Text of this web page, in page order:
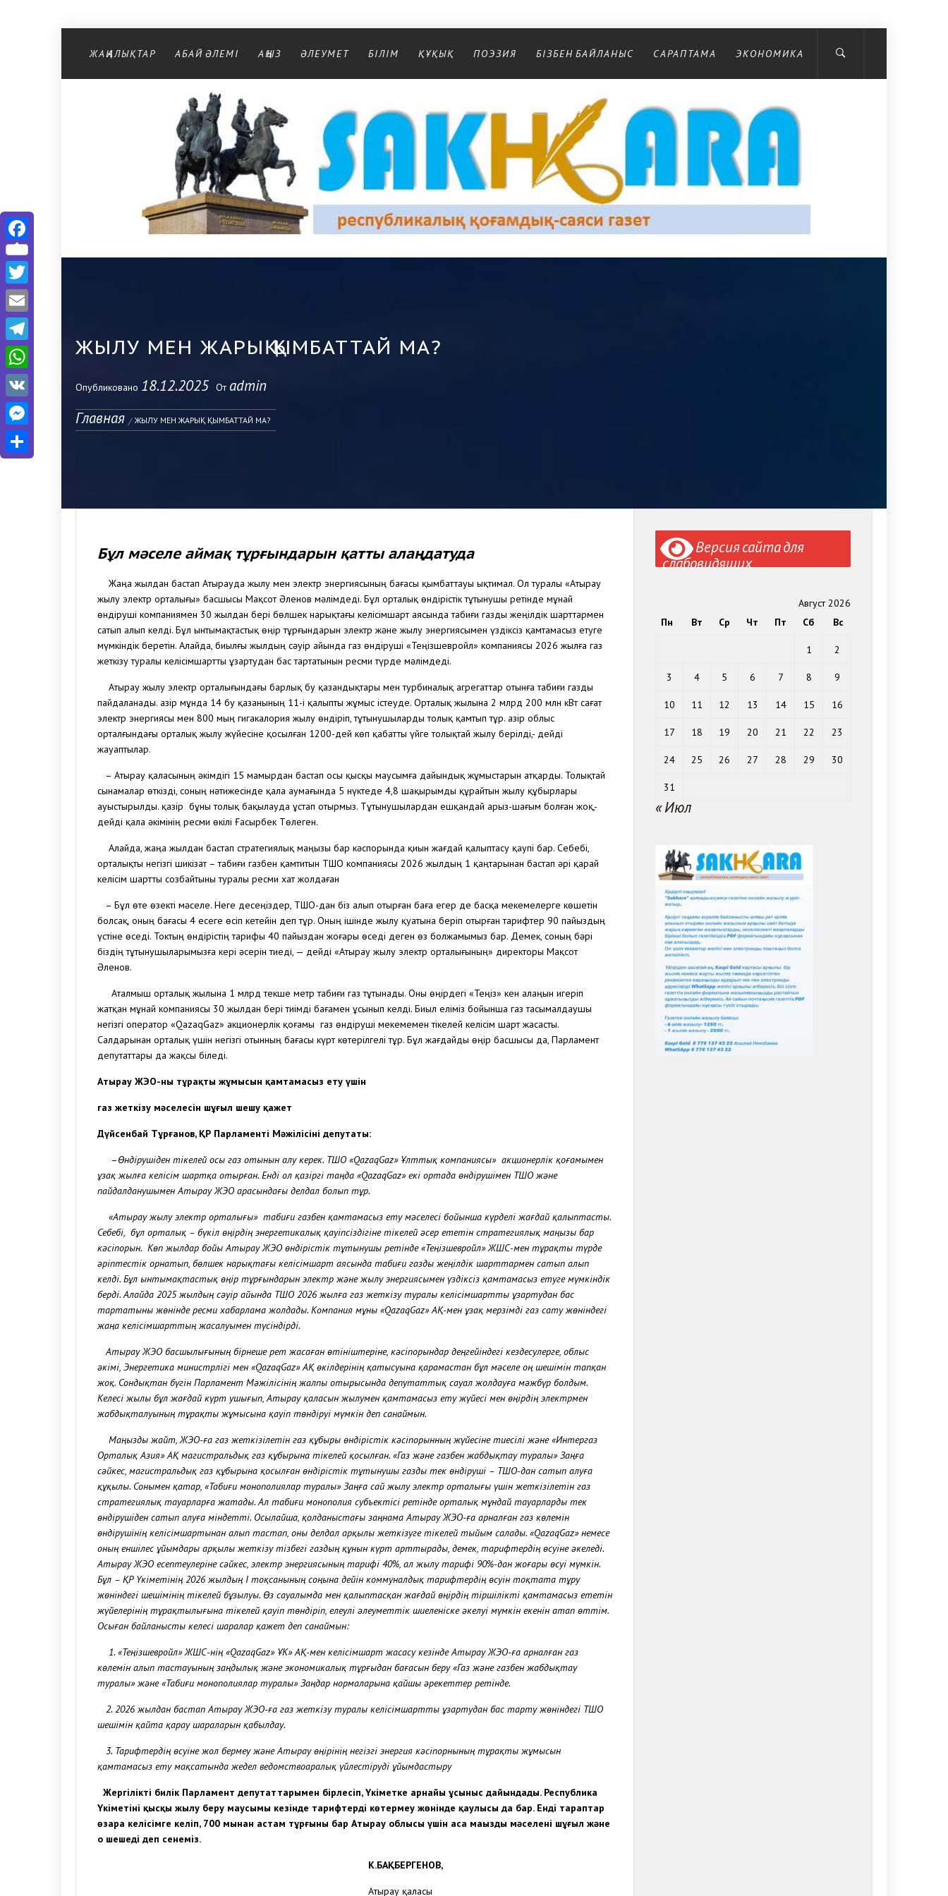
Перейти к содержимому
ЖАҢАЛЫҚТАР АБАЙ ӘЛЕМІ АҢЫЗ ӘЛЕУМЕТ БІЛІМ ҚҰҚЫҚ ПОЭЗИЯ БІЗБЕН БАЙЛАНЫС САРАПТАМА ЭКОНОМИКА
Республикалық қоғамдық-саяси газеті
ЖЫЛУ МЕН ЖАРЫҚ ҚЫМБАТТАЙ МА?
Опубликовано 18.12.2025 От admin
Главная
ЖЫЛУ МЕН ЖАРЫҚ ҚЫМБАТТАЙ МА?
Бұл мәселе аймақ тұрғындарын қатты алаңдатуда
Жаңа жылдан бастап Атырауда жылу мен электр энергиясының бағасы қымбаттауы ықтимал. Ол туралы «Атырау
жылу электр орталығы» басшысы Мақсот Әленов мәлімдеді. Бұл орталық өндірістік тұтынушы ретінде мұнай
өндіруші компаниямен 30 жылдан бері бөлшек нарықтағы келісімшарт аясында табиғи газды жеңілдік шарттармен
сатып алып келді. Бұл ынтымақтастық өңір тұрғындарын электр және жылу энергиясымен үздіксіз қамтамасыз етуге
мүмкіндік беретін. Алайда, биылғы жылдың сәуір айында газ өндіруші «Теңізшевройл» компаниясы 2026 жылға газ
жеткізу туралы келісімшартты ұзартудан бас тартатынын ресми түрде мәлімдеді.
Атырау жылу электр орталығындағы барлық бу қазандықтары мен турбиналық агрегаттар отынға табиғи газды
пайдаланады. Қазір мұнда 14 бу қазанының 11-і қалыпты жұмыс істеуде. Орталық жылына 2 млрд 200 млн кВт сағат
электр энергиясы мен 800 мың гигакалория жылу өндіріп, тұтынушыларды толық қамтып тұр. Қазір облыс
орталғындағы орталық жылу жүйесіне қосылған 1200-дей көп қабатты үйге толықтай жылу берілді,- дейді
жауаптылар.
– Атырау қаласының әкімдігі 15 мамырдан бастап осы қысқы маусымға дайындық жұмыстарын атқарды. Толықтай
сынамалар өткізді, соның нәтижесінде қала аумағында 5 нүктеде 4,8 шақырымды құрайтын жылу құбырлары
ауыстырылды. қазір бұны толық бақылауда ұстап отырмыз. Тұтынушылардан ешқандай арыз-шағым болған жоқ,-
дейді қала әкімінің ресми өкілі Ғасырбек Төлеген.
Алайда, жаңа жылдан бастап стратегиялық маңызы бар кәспорында қиын жағдай қалыптасу қаупі бар. Себебі,
орталықты негізгі шикізат – табиғи газбен қамтитын ТШО компаниясы 2026 жылдың 1 қаңтарынан бастап әрі қарай
келісім шартты созбайтыны туралы ресми хат жолдаған
– Бұл өте өзекті мәселе. Неге десеңіздер, ТШО-дан біз алып отырған баға егер де басқа мекемелерге көшетін
болсақ, оның бағасы 4 есеге өсіп кетейін деп тұр. Оның ішінде жылу қуатына беріп отырған тарифтер 90 пайыздың
үстіне өседі. Токтың өндірістің тарифы 40 пайыздан жоғары өседі деген өз болжамымыз бар. Демек, соның бәрі
біздің тұтынушыларымызға кері әсерін тиеді, — дейді «Атырау жылу электр орталығының» директоры Мақсот
Әленов.
Аталмыш орталық жылына 1 млрд текше метр табиғи газ тұтынады. Оны өңірдегі «Теңіз» кен алаңын игеріп
жатқан мұнай компаниясы 30 жылдан бері тиімді бағамен ұсынып келді. Биыл еліміз бойынша газ тасымалдаушы
негізгі оператор «QazaqGaz» акционерлік қоғамы газ өндіруші мекемемен тікелей келісім шарт жасасты.
Салдарынан орталық үшін негізгі отынның бағасы күрт көтерілгелі тұр. Бұл жағдайды өңір басшысы да, Парламент
депутаттары да жақсы біледі.
Атырау ЖЭО-ның тұрақты жұмысын қамтамасыз ету үшін
газ жеткізу мәселесін шұғыл шешу қажет
Дүйсенбай Тұрғанов, ҚР Парламенті Мәжілісінің депутаты:
–Өндірушіден тікелей осы газ отынын алу керек. ТШО «QazaqGaz» Ұлттық компаниясы» акционерлік қоғамымен
ұзақ жылға келісім шартқа отырған. Енді ол қазіргі таңда «QazaqGaz» екі ортада өндірушімен ТШО және
пайдалданушымен Атырау ЖЭО арасындағы делдал болып тұр.
«Атырау жылу электр орталығы» табиғи газбен қамтамасыз ету мәселесі бойынша күрделі жағдай қалыптасты.
Себебі, бұл орталық – бүкіл өңірдің энергетикалық қауіпсіздігіне тікелей әсер ететін стратегиялық маңызы бар
кәсіпорын. Көп жылдар бойы Атырау ЖЭО өндірістік тұтынушы ретінде «Теңізшевройл» ЖШС-мен тұрақты түрде
әріптестік орнатып, бөлшек нарықтағы келісімшарт аясында табиғи газды жеңілдік шарттармен сатып алып
келді. Бұл ынтымақтастық өңір тұрғындарын электр және жылу энергиясымен үздіксіз қамтамасыз етуге мүмкіндік
берді. Алайда 2025 жылдың сәуір айында ТШО 2026 жылға газ жеткізу туралы келісімшартты ұзартудан бас
тартатыны жөнінде ресми хабарлама жолдады. Компания мұны «QazaqGaz» АҚ-мен ұзақ мерзімді газ сату жөніндегі
жаңа келісімшарттың жасалуымен түсіндірді.
Атырау ЖЭО басшылығының бірнеше рет жасаған өтініштеріне, кәсіпорындар деңгейіндегі кездесулерге, облыс
әкімі, Энергетика министрлігі мен «QazaqGaz» АҚ өкілдерінің қатысуына қарамастан бұл мәселе оң шешімін тапқан
жоқ. Сондықтан бүгін Парламент Мәжілісінің жалпы отырысында депутаттық сауал жолдауға мәжбүр болдым.
Келесі жылы бұл жағдай күрт ушығып, Атырау қаласын жылумен қамтамасыз ету жүйесі мен өңірдің электрмен
жабдықталуының тұрақты жұмысына қауіп төндіруі мүмкін деп санаймын.
Маңызды жайт, ЖЭО-ға газ жеткізілетін газ құбыры өндірістік кәсіпорынның жүйесіне тиесілі және «Интергаз
Орталық Азия» АҚ магистральдық газ құбырына тікелей қосылған. «Газ және газбен жабдықтау туралы» Заңға
сәйкес, магистральдық газ құбырына қосылған өндірістік тұтынушы газды тек өндіруші – ТШО-дан сатып алуға
құқылы. Сонымен қатар, «Табиғи монополиялар туралы» Заңға сай жылу электр орталығы үшін жеткізілетін газ
стратегиялық тауарларға жатады. Ал табиғи монополия субъектісі ретінде орталық мұндай тауарларды тек
өндірушіден сатып алуға міндетті. Осылайша, қолданыстағы заңнама Атырау ЖЭО-ға арналған газ көлемін
өндірушінің келісімшартынан алып тастап, оны делдал арқылы жеткізуге тікелей тыйым салады. «QazaqGaz» немесе
оның еншілес ұйымдары арқылы жеткізу тізбегі газдың құнын күрт арттырады, демек, тарифтердің өсуіне әкеледі.
Атырау ЖЭО есептеулеріне сәйкес, электр энергиясының тарифі 40%, ал жылу тарифі 90%-дан жоғары өсуі мүмкін.
Бұл – ҚР Үкіметінің 2026 жылдың I тоқсанының соңына дейін коммуналдық тарифтердің өсуін тоқтата тұру
жөніндегі шешімінің тікелей бұзылуы. Өз сауалымда мен қалыптасқан жағдай өңірдің тіршілікті қамтамасыз ететін
жүйелерінің тұрақтылығына тікелей қауіп төндіріп, елеулі әлеуметтік шиеленіске әкелуі мүмкін екенін атап өттім.
Осыған байланысты келесі шаралар қажет деп санаймын:
1. «Теңізшевройл» ЖШС-нің «QazaqGaz» ҰК» АҚ-мен келісімшарт жасасу кезінде Атырау ЖЭО-ға арналған газ
көлемін алып тастауының заңдылық және экономикалық тұрғыдан бағасын беру «Газ және газбен жабдықтау
туралы» және «Табиғи монополиялар туралы» Заңдар нормаларына қайшы әрекеттер ретінде.
2. 2026 жылдан бастап Атырау ЖЭО-ға газ жеткізу туралы келісімшартты ұзартудан бас тарту жөніндегі ТШО
шешімін қайта қарау шараларын қабылдау.
3. Тарифтердің өсуіне жол бермеу және Атырау өңірінің негізгі энергия кәсіпорнының тұрақты жұмысын
қамтамасыз ету мақсатында жедел ведомствоаралық үйлестіруді ұйымдастыру
Жергілікті билік Парламент депутаттарымен бірлесіп, Үкіметке арнайы ұсыныс дайындады. Республика
Үкіметінің қысқы жылу беру маусымы кезінде тарифтерді көтермеу жөнінде қаулысы да бар. Енді тараптар
өзара келісімге келіп, 700 мыңнан астам тұрғыны бар Атырау облысы үшін аса маңызды мәселені шұғыл және
оң шешеді деп сенеміз.
К.БАҚБЕРГЕНОВ,
Атырау қаласы
Версия сайта для
слабовидящих
Август 2026
Пн
Вт Ср Чт Пт Сб Вс
1 2
3 4 5 6 7 8 9
10 11 12 13 14 15 16
17 18 19 20 21 22 23
24 25 26 27 28 29 30
31
« Июл
Facebook
Twitter
Email
Telegram
WhatsApp
VK
Messenger
Отправить